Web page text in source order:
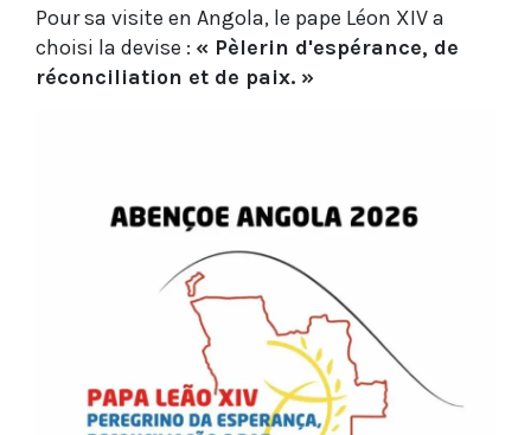
Pour sa visite en Angola, le pape Léon XIV a
choisi la devise : « Pèlerin d'espérance, de
réconciliation et de paix. »